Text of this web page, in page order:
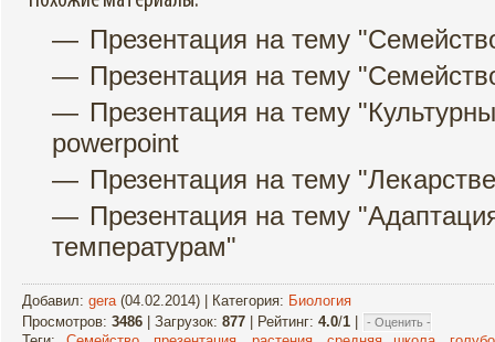
Презентация на тему
Презентация на тему
Презентация на тему
powerpoint
Презентация на тему
температурам"
Добавил: gera (04.02.2014) | Категория: Биология
Просмотров: 3486 | Загрузок: 877 | Рейтинг: 4.0/1 |